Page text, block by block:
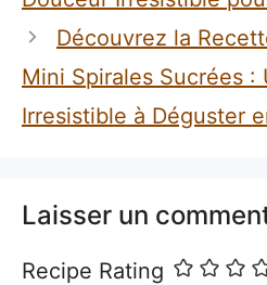
Découvrez la
Mini Spirales Sucrées :
Irresistible à Déguster
Laisser un
Recipe Rating